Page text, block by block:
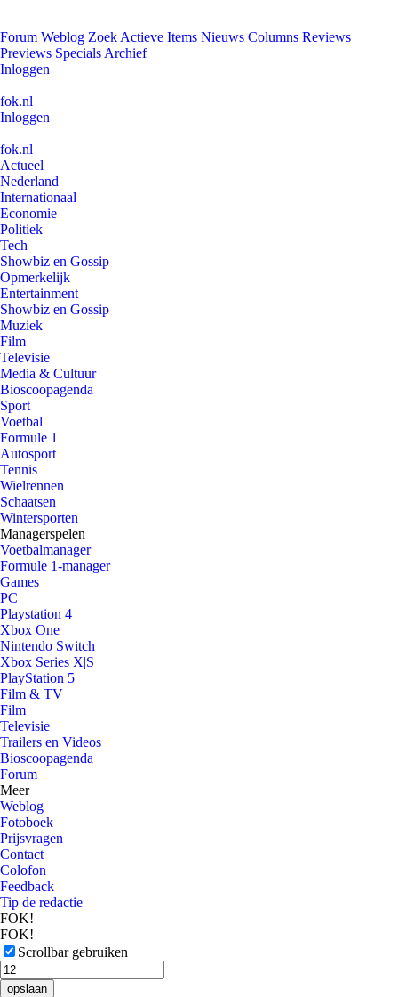
Forum Weblog Zoek Actieve Items Nieuws Columns Reviews
Previews Specials Archief
Inloggen
fok.nl
Inloggen
fok.nl
Actueel
Nederland
Internationaal
Economie
Politiek
Tech
Showbiz en Gossip
Opmerkelijk
Entertainment
Showbiz en Gossip
Muziek
Film
Televisie
Media & Cultuur
Bioscoopagenda
Sport
Voetbal
Formule 1
Autosport
Tennis
Wielrennen
Schaatsen
Wintersporten
Managerspelen
Voetbalmanager
Formule 1-manager
Games
PC
Playstation 4
Xbox One
Nintendo Switch
Xbox Series X|S
PlayStation 5
Film & TV
Film
Televisie
Trailers en Videos
Bioscoopagenda
Forum
Meer
Weblog
Fotoboek
Prijsvragen
Contact
Colofon
Feedback
Tip de redactie
FOK!
FOK!
Scrollbar gebruiken
opslaan